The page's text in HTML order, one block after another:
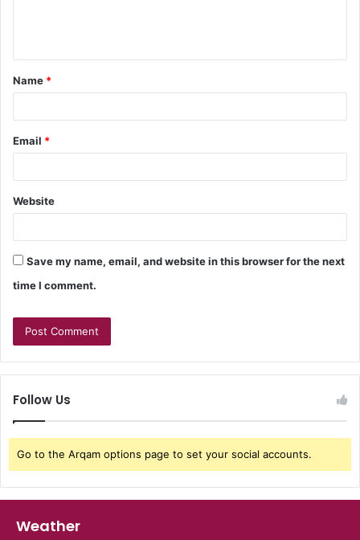
Name *
Email *
Website
Save my name, email, and website in this browser for the next
time I comment.
Follow Us
Go to the Arqam options page to set your social accounts.
Weather